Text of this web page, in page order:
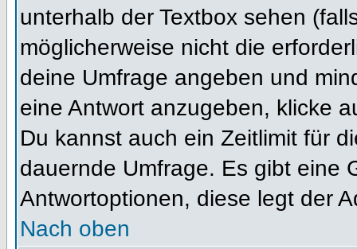
unterhalb der Textbox sehen
möglicherweise nicht die
deine Umfrage angeben und
eine Antwort anzugeben, klicke
Du kannst auch ein Zeitlimit für
dauernde Umfrage. Es gibt eine
Antwortoptionen, diese legt der
Nach oben